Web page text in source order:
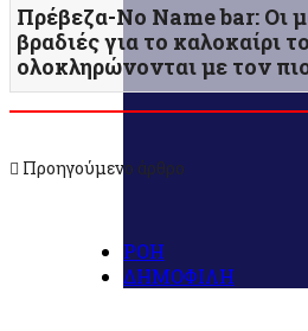
Πρέβεζα-No Name bar: Οι
βραδιές για το καλοκαίρι
ολοκληρώνονται με τον
Προηγούμενο άρθρο
ΡΟΗ
ΔΗΜΟΦΙΛΗ